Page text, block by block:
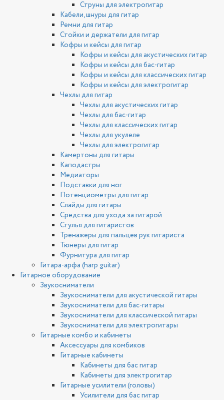
Струны для электрогитар
Кабели, шнуры для гитар
Ремни для гитар
Стойки и держатели для гитар
Кофры и кейсы для гитар
Кофры и кейсы для акустических гитар
Кофры и кейсы для бас-гитар
Кофры и кейсы для классических гитар
Кофры и кейсы для электрогитар
Чехлы для гитар
Чехлы для акустических гитар
Чехлы для бас-гитар
Чехлы для классических гитар
Чехлы для укулеле
Чехлы для электрогитар
Камертоны для гитары
Каподастры
Медиаторы
Подставки для ног
Потенциометры для гитар
Слайды для гитары
Средства для ухода за гитарой
Стулья для гитаристов
Тренажеры для пальцев рук гитариста
Тюнеры для гитар
Фурнитура для гитар
Гитара-арфа (harp guitar)
Гитарное оборудование
Звукосниматели
Звукосниматели для акустической гитары
Звукосниматели для бас-гитары
Звукосниматели для классической гитары
Звукосниматели для электрогитары
Гитарные комбо и кабинеты
Аксессуары для комбиков
Гитарные кабинеты
Кабинеты для бас гитар
Кабинеты для электрогитар
Гитарные усилители (головы)
Усилители для бас гитар